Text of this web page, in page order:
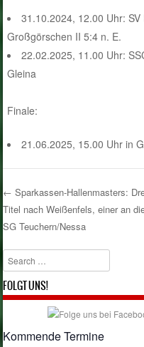
31.10.2024, 12.00 Uhr:
Großgörschen II 5:4 n. E.
22.02.2025, 11.00 Uhr:
Gleina
Finale:
21.06.2025, 15.00 Uhr in
Post
← Sparkassen-Hallenmasters:
Titel nach Weißenfels, einer an
SG Teuchern/Nessa
Search
FOLGT UNS!
Kommende Termine